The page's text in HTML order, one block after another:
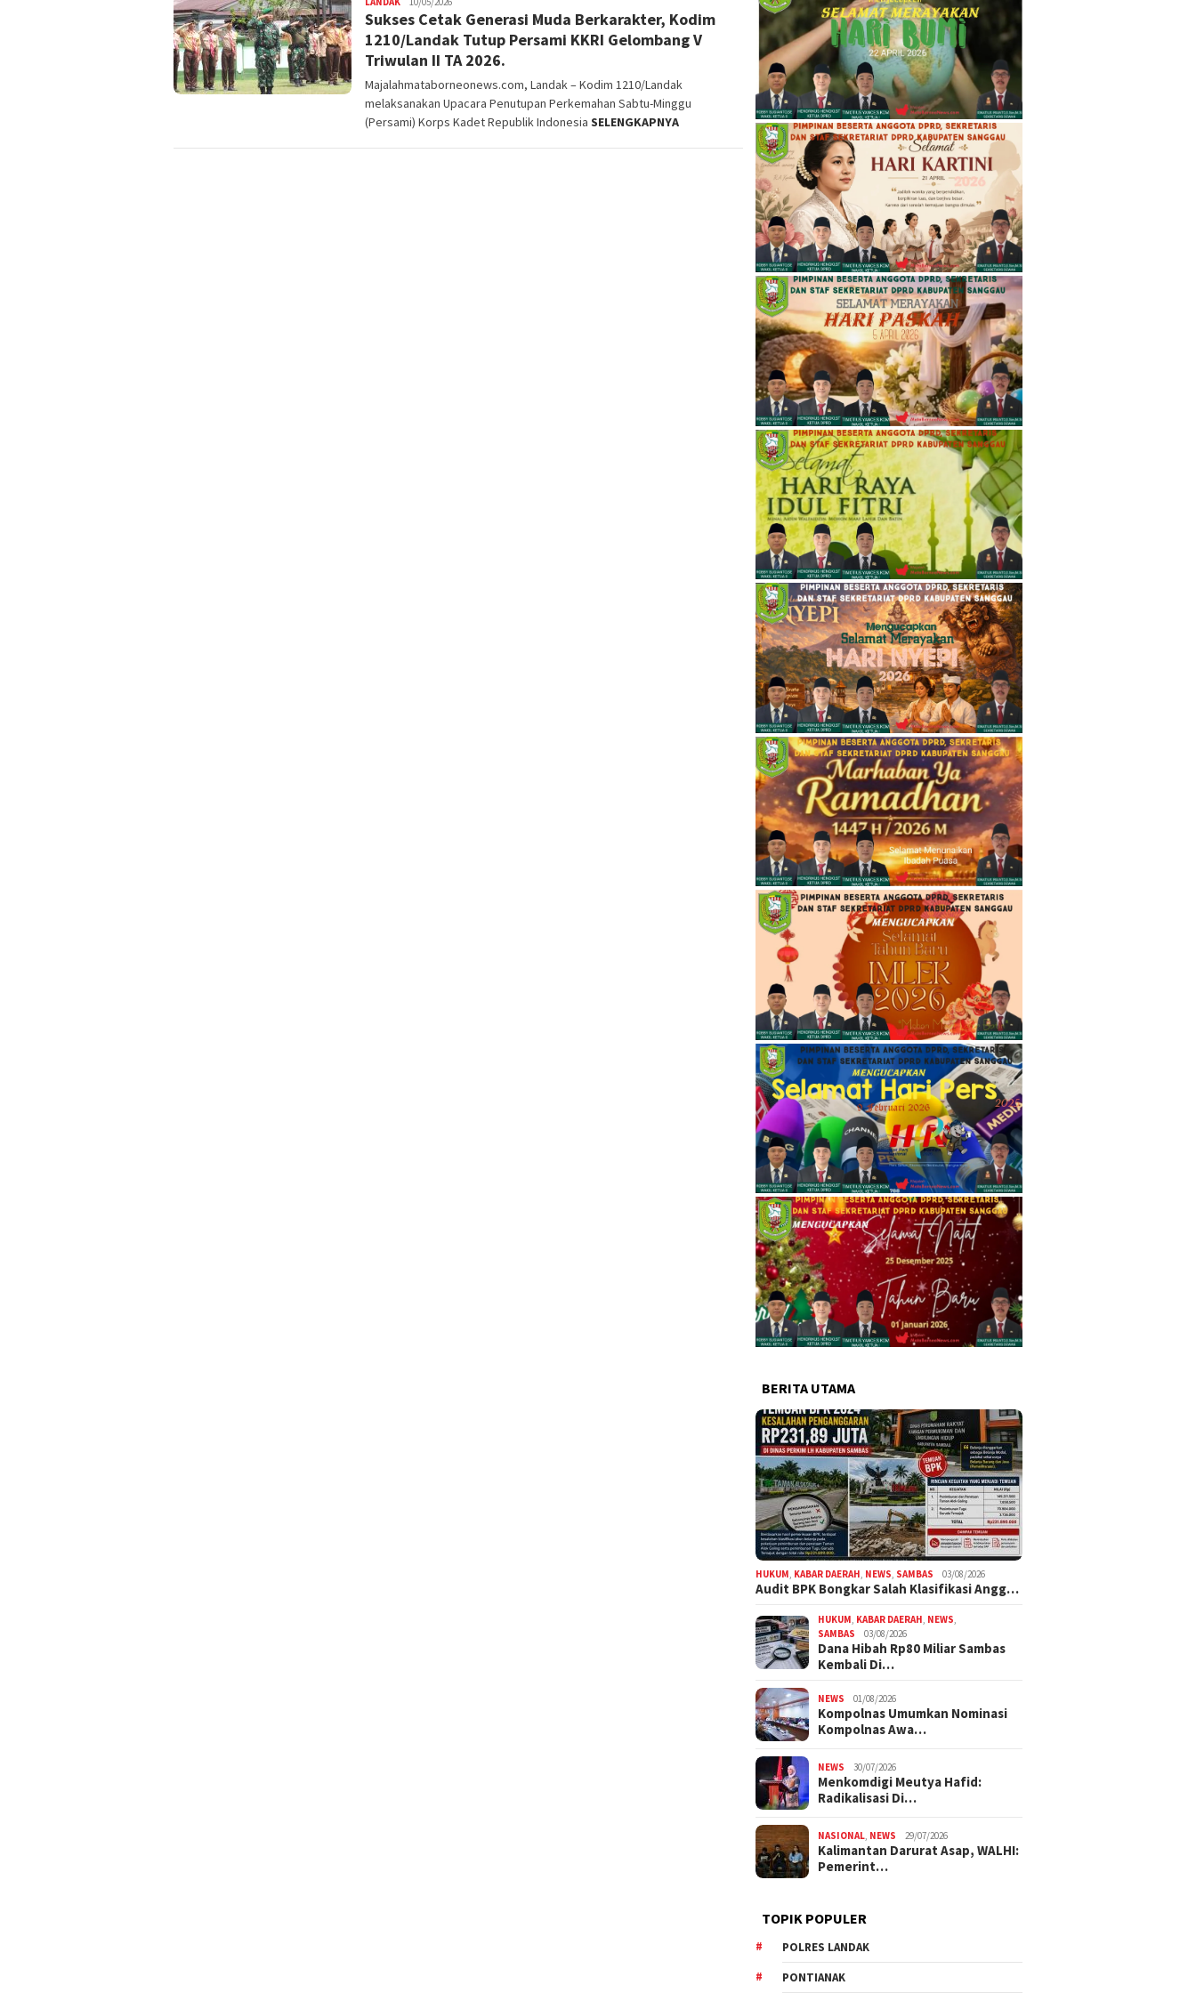
rifangga
Sukses Cetak Generasi Muda Berkarakter, Kodim
1210/Landak Tutup Persami KKRI Gelombang V
Triwulan II TA 2026.
Majalahmataborneonews.com, Landak – Kodim 1210/Landak
melaksanakan Upacara Penutupan Perkemahan Sabtu-Minggu
(Persami) Korps Kadet Republik Indonesia SELENGKAPNYA
BERITA UTAMA
HUKUM KABAR DAERAH NEWS SAMBAS 03/08/2026
Audit BPK Bongkar Salah Klasifikasi Angg…
HUKUM KABAR DAERAH NEWS
SAMBAS
03/08/2026
Dana Hibah Rp80 Miliar Sambas
Kembali Di…
NEWS 01/08/2026
Kompolnas Umumkan Nominasi
Kompolnas Awa…
NEWS 30/07/2026
Menkomdigi Meutya Hafid:
Radikalisasi Di…
NASIONAL NEWS 29/07/2026
Kalimantan Darurat Asap, WALHI:
Pemerint…
TOPIK POPULER
POLRES LANDAK
PONTIANAK